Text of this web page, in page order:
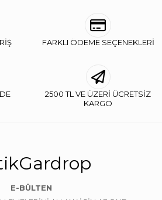
FARKLI ÖDEME SEÇENEKLERİ
2500 TL VE ÜZERİ ÜCRETSİZ
KARGO
E-BÜLTEN